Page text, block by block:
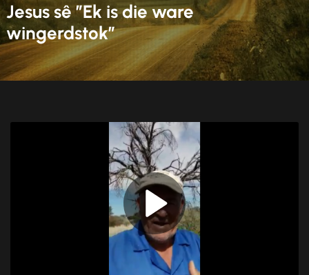
Jesus sê ”Ek is die ware
wingerdstok”